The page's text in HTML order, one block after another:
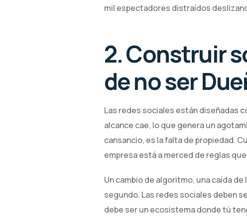
mil espectadores distraídos
2. Construir
de no ser
Las redes sociales están diseñadas
alcance cae, lo que genera un
cansancio, es la falta de propiedad.
empresa está a merced de reglas
Un cambio de algoritmo, una caída
segundo. Las redes sociales deben
debe ser un ecosistema donde tú